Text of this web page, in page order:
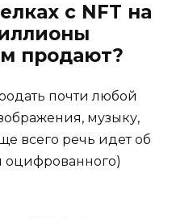
с NFT на
продают?
почти любой
музыку,
всего речь идет об
оцифрованного)